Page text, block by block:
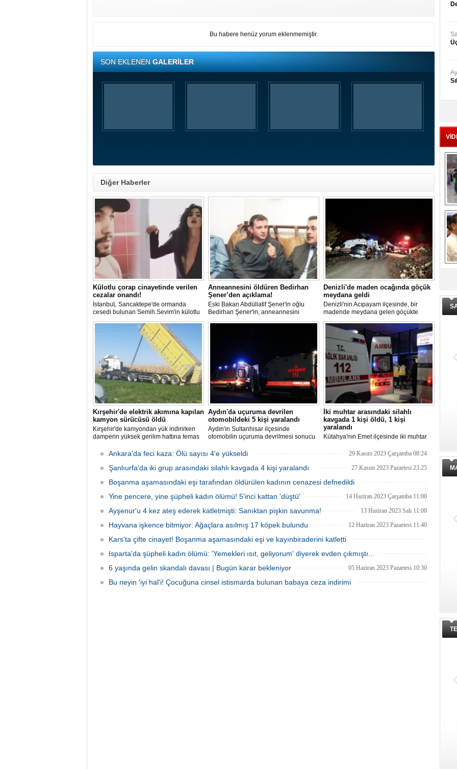
Bu habere henüz yorum eklenmemiştir.
SON EKLENENGALERİLER
Diğer Haberler
Külotlu çorap cinayetinde verilen
cezalar onandı!
İstanbuL Sancaktepe'de ormanda
cesedi bulunan Semih Sevim'in külotlu
çorapla boğularak öldürüldüğü
iddiasına ilişkin sanık Seçil Çiftçi'ye
verilen 'ağırlaştırılmış müebbet' ve
babası hakkındaki 'müebbet' kararı,
istinaf mahkemesi onadı.
Anneannesini öldüren Bedirhan
Şener’den açıklama!
Eski Bakan Abdüllatif Şener'in oğlu
Bedirhan Şener'in, anneannesini
öldürmesine ilişkin davada karar
çekerken, Şener'e verilen ceza belli
Denizli'de maden ocağında göçük
meydana geldi
Denizli'nin Acıpayam ilçesinde, bir
madende meydana gelen göçükte
mahsur kalanların olduğu bildirildi.
Kırşehir'de elektrik akımına kapılan
kamyon sürücüsü öldü
Kırşehir'de kamyondan yük indirirken
damperin yüksek gerilim hattına temas
sürücü hayatını kaybetti.
Aydın'da uçuruma devrilen
otomobildeki 5 kişi yaralandı
Aydın'ın Sultanhisar ilçesinde
otomobilin uçuruma devrilmesi sonucu
İki muhtar arasındaki silahlı
kavgada 1 kişi öldü, 1 kişi
yaralandı
Kütahya'nın Emet ilçesinde iki muhtar
öldü, 1 kişi yaralandı.
Ankara'da feci kaza: Ölü sayısı 4'e yükseldi 29 Kasım 2023 Çarşamba 08:24
Şanlıurfa'da iki grup arasındaki silahlı kavgada 4 kişi yaralandı 27 Kasım 2023 Pazartesi 23:25
Boşanma aşamasındaki eşi tarafından öldürülen kadının cenazesi defnedildi
02 Ağustos 2023 Çarşamba 16:00
Yine pencere, yine şüpheli kadın ölümü! 5'inci kattan 'düştü' 14 Haziran 2023 Çarşamba 11:00
Ayşenur'u 4 kez ateş ederek katletmişti: Sanıktan pişkin savunma! 13 Haziran 2023 Salı 11:00
Hayvana işkence bitmiyor: Ağaçlara asılmış 17 köpek bulundu 12 Haziran 2023 Pazartesi 11:40
Kars'ta çifte cinayet! Boşanma aşamasındaki eşi ve kayınbiraderini katletti
12 Haziran 2023 Pazartesi 11:30
Isparta'da şüpheli kadın ölümü: 'Yemekleri ısıt, geliyorum' diyerek evden çıkmıştı...
07 Haziran 2023 Çarşamba 10:50
6 yaşında gelin skandalı davası | Bugün karar bekleniyor 05 Haziran 2023 Pazartesi 10:30
Bu neyin 'iyi hal'i! Çocuğuna cinsel istismarda bulunan babaya ceza indirimi